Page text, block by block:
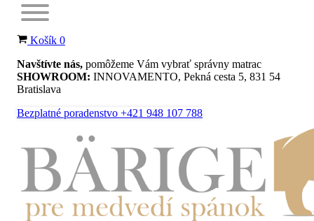
Košík 0
Navštívte nás, pomôžeme Vám vybrať správny matrac
SHOWROOM: INNOVAMENTO, Pekná cesta 5, 831 54
Bratislava
Bezplatné poradenstvo +421 948 107 788